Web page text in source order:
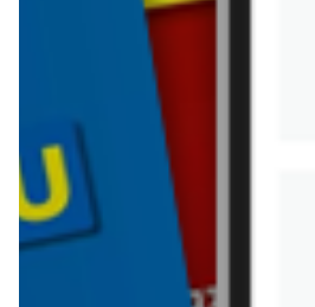
WIĘCEJ